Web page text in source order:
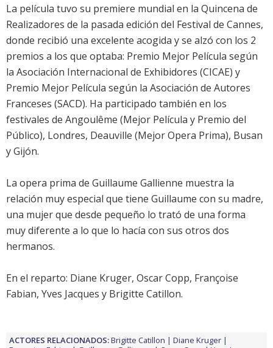
La película tuvo su premiere mundial en la Quincena de
Realizadores de la pasada edición del Festival de Cannes,
donde recibió una excelente acogida y se alzó con los 2
premios a los que optaba: Premio Mejor Película según
la Asociación Internacional de Exhibidores (CICAE) y
Premio Mejor Película según la Asociación de Autores
Franceses (SACD). Ha participado también en los
festivales de Angoulême (Mejor Película y Premio del
Público), Londres, Deauville (Mejor Opera Prima), Busan
y Gijón.
La opera prima de Guillaume Gallienne muestra la
relación muy especial que tiene Guillaume con su madre,
una mujer que desde pequeño lo trató de una forma
muy diferente a lo que lo hacía con sus otros dos
hermanos.
En el reparto: Diane Kruger, Oscar Copp, Françoise
Fabian, Yves Jacques y Brigitte Catillon.
ACTORES RELACIONADOS:Brigitte Catillon
Diane Kruger